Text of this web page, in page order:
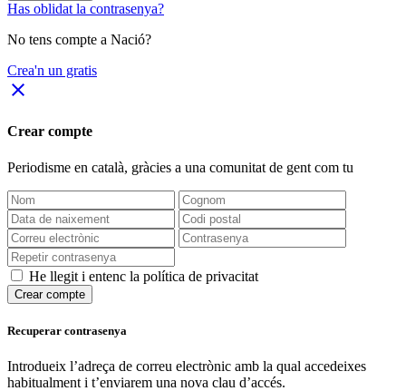
Has oblidat la contrasenya?
No tens compte a Nació?
Crea'n un gratis
close
Crear compte
Periodisme en català, gràcies a una comunitat de gent com tu
He llegit i entenc la política de privacitat
Crear compte
Recuperar contrasenya
Introdueix l’adreça de correu electrònic amb la qual accedeixes
habitualment i t’enviarem una nova clau d’accés.